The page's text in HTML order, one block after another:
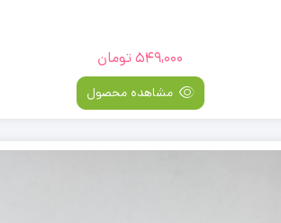
549,000تومان
مشاهده محصول